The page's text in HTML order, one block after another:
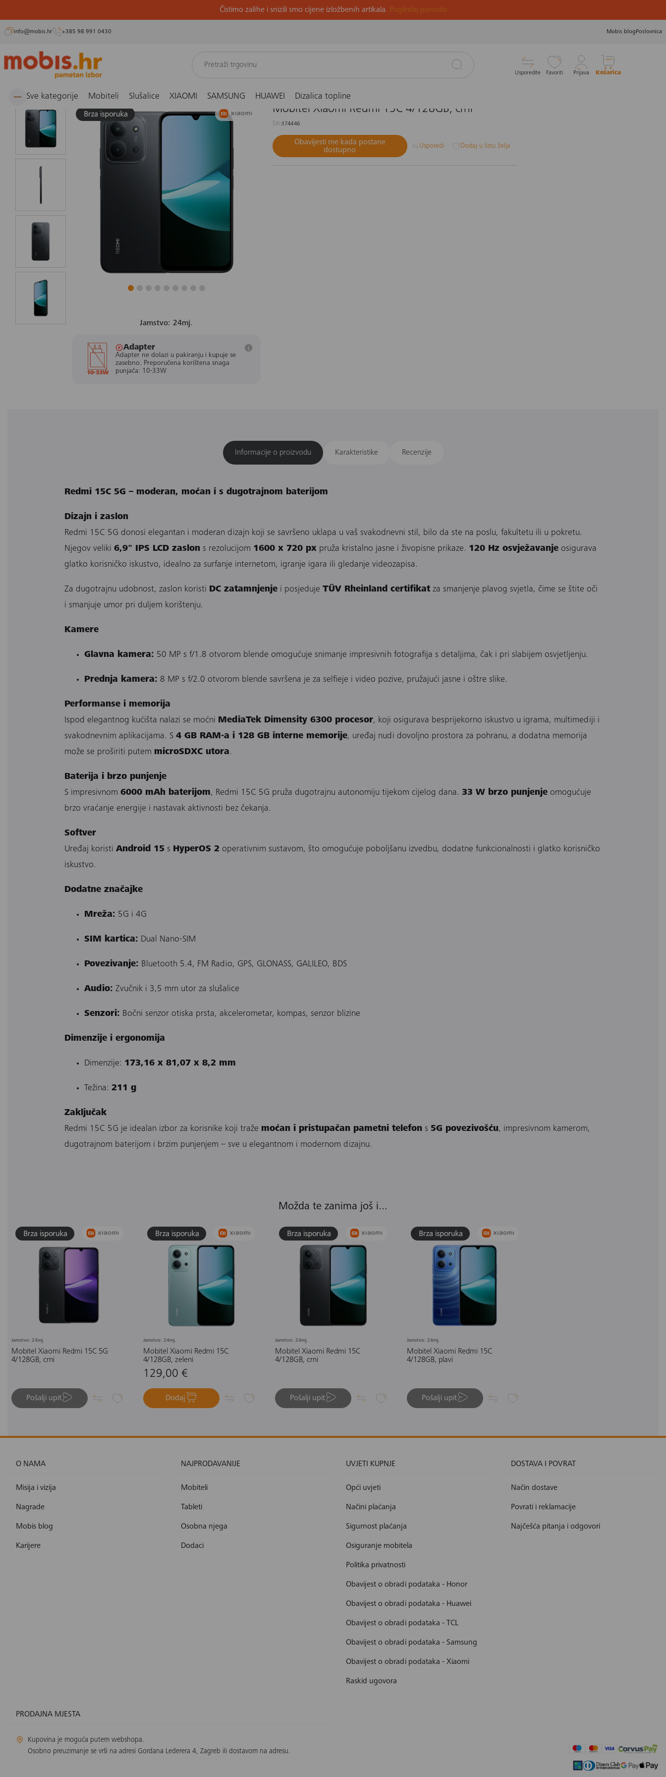
Preskoči
Čistimo zalihe i snizili smo cijene izložbenih artikala. Pogledaj ponudu
info@mobis.hr +385 98 991 0430 Mobis blog Poslovnica
Usporedite Favoriti Prijava Košarica
Sve kategorije Mobiteli Slušalice XIAOMI SAMSUNG HUAWEI Dizalica topline
Mobiteli i fiksni telefoni
Jamstvo: 24mj.
10-33W
Adapter
Adapter ne dolazi u pakiranju i kupuje se
zasebno. Preporučena korištena snaga
punjača: 10-33W
Mobitel Xiaomi Redmi 15C 4/128GB, crni
Šifra174446
Obavijesti me kada postane
dostupno
Usporedi Dodaj u listu želja
Informacije o proizvodu Karakteristike Recenzije
Redmi 15C 5G – moderan, moćan i s dugotrajnom baterijom
Dizajn i zaslon
Redmi 15C 5G donosi elegantan i moderan dizajn koji se savršeno uklapa u vaš svakodnevni stil, bilo da ste na poslu, fakultetu ili u pokretu.
Njegov veliki 6,9" IPS LCD zaslon s rezolucijom 1600 x 720 px pruža kristalno jasne i živopisne prikaze. 120 Hz osvježavanje osigurava
glatko korisničko iskustvo, idealno za surfanje internetom, igranje igara ili gledanje videozapisa.
Za dugotrajnu udobnost, zaslon koristi DC zatamnjenje i posjeduje TÜV Rheinland certifikat za smanjenje plavog svjetla, čime se štite oči
i smanjuje umor pri duljem korištenju.
Kamere
Glavna kamera: 50 MP s f/1.8 otvorom blende omogućuje snimanje impresivnih fotografija s detaljima, čak i pri slabijem osvjetljenju.
Prednja kamera: 8 MP s f/2.0 otvorom blende savršena je za selfieje i video pozive, pružajući jasne i oštre slike.
Performanse i memorija
Ispod elegantnog kućišta nalazi se moćni MediaTek Dimensity 6300 procesor, koji osigurava besprijekorno iskustvo u igrama, multimediji i
svakodnevnim aplikacijama. S 4 GB RAM-a i 128 GB interne memorije, uređaj nudi dovoljno prostora za pohranu, a dodatna memorija
može se proširiti putem microSDXC utora.
Baterija i brzo punjenje
S impresivnom 6000 mAh baterijom, Redmi 15C 5G pruža dugotrajnu autonomiju tijekom cijelog dana. 33 W brzo punjenje omogućuje
brzo vraćanje energije i nastavak aktivnosti bez čekanja.
Softver
Uređaj koristi Android 15 s HyperOS 2 operativnim sustavom, što omogućuje poboljšanu izvedbu, dodatne funkcionalnosti i glatko korisničko
iskustvo.
Dodatne značajke
Mreža: 5G i 4G
SIM kartica: Dual Nano-SIM
Povezivanje: Bluetooth 5.4, FM Radio, GPS, GLONASS, GALILEO, BDS
Audio: Zvučnik i 3,5 mm utor za slušalice
Senzori: Bočni senzor otiska prsta, akcelerometar, kompas, senzor blizine
Dimenzije i ergonomija
Dimenzije: 173,16 x 81,07 x 8,2 mm
Težina: 211 g
Zaključak
Redmi 15C 5G je idealan izbor za korisnike koji traže moćan i pristupačan pametni telefon s 5G povezivošću, impresivnom kamerom,
dugotrajnom baterijom i brzim punjenjem – sve u elegantnom i modernom dizajnu.
Možda te zanima još i...
Jamstvo: 24mj.
Mobitel Xiaomi Redmi 15C 5G
4/128GB, crni
Pošalji upit
Jamstvo: 24mj.
Mobitel Xiaomi Redmi 15C
4/128GB, zeleni
129,00 €
Dodaj
Jamstvo: 24mj.
Mobitel Xiaomi Redmi 15C
4/128GB, crni
Pošalji upit
Jamstvo: 24mj.
Mobitel Xiaomi Redmi 15C
4/128GB, plavi
Pošalji upit
O NAMA
Misija i vizija
Nagrade
Mobis blog
Karijere
NAJPRODAVANIJE
Mobiteli
Tableti
Osobna njega
Dodaci
UVJETI KUPNJE
Opći uvjeti
Načini plaćanja
Sigurnost plaćanja
Osiguranje mobitela
Politika privatnosti
Obavijest o obradi podataka - Honor
Obavijest o obradi podataka - Huawei
Obavijest o obradi podataka - TCL
Obavijest o obradi podataka - Samsung
Obavijest o obradi podataka - Xiaomi
Raskid ugovora
DOSTAVA I POVRAT
Način dostave
Povrati i reklamacije
Najčešća pitanja i odgovori
PRODAJNA MJESTA
Kupovina je moguća putem webshopa.
Osobno preuzimanje se vrši na adresi Gordana Lederera 4, Zagreb ili dostavom na adresu.